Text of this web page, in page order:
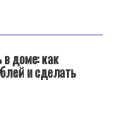
доме: как
и сделать